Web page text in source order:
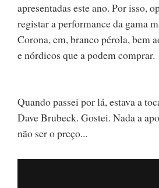
apresentadas este ano. Por isso,
registar a performance da gama
Corona, em, branco pérola, bem
e nórdicos que a podem comprar.
Quando passei por lá, estava a
Dave Brubeck. Gostei. Nada a
não ser o preço...